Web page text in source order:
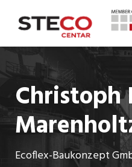
Christoph
Ecoflex-Baukonzept